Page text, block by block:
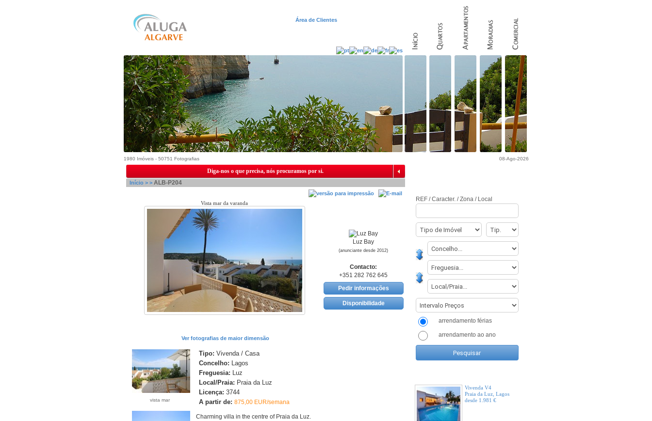
Área de Clientes
1980 Imóveis - 50751 Fotografias 08-Ago-2026
REF / Caracter. / Zona / Local
arrendamento férias
arrendamento ao ano
Apartamento T2
desde 840 €
Albufeira
desde 600 €
Vivenda V2
Praia da Luz, Lagos
desde 500 €
Vivenda V4
Praia da Luz, Lagos
desde 1.981 €
Diga-nos o que precisa, nós procuramos por si.
Início > > ALB-P204
Vista mar da varanda
Ver fotografias de maior dimensão
Luz Bay
(anunciante desde 2012)
Contacto:
+351 282 762 645
Pedir informações
Disponibilidade
vista mar
Tipo: Vivenda / Casa
Concelho: Lagos
Freguesia: Luz
Local/Praia: Praia da Luz
Licença: 3744
A partir de: 875,00 EUR/semana
Charming villa in the centre of Praia da Luz.